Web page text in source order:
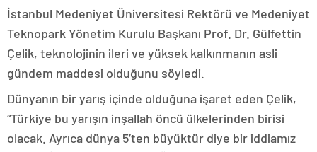
İstanbul Medeniyet Üniversitesi Rektörü ve Medeniyet
Teknopark Yönetim Kurulu Başkanı Prof. Dr. Gülfettin
Çelik, teknolojinin ileri ve yüksek kalkınmanın asli
gündem maddesi olduğunu söyledi.
Dünyanın bir yarış içinde olduğuna işaret eden Çelik,
“Türkiye bu yarışın inşallah öncü ülkelerinden birisi
olacak. Ayrıca dünya 5’ten büyüktür diye bir iddiamız